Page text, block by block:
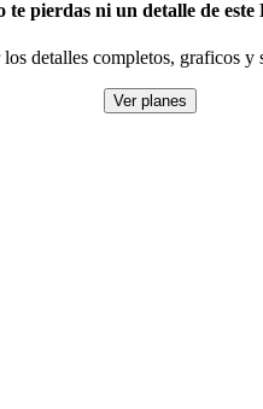
te pierdas ni un detalle de este
detalles completos, graficos
Ver planes